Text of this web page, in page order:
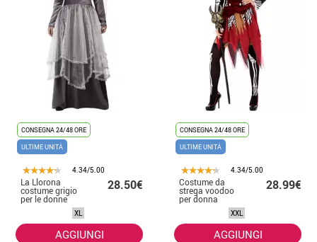
CONSEGNA 24/48 ORE
ULTIME UNITÀ
4.34/5.00
La Llorona
costume grigio
per le donne
28.50€
XL
AGGIUNGI
CONSEGNA 24/48 ORE
ULTIME UNITÀ
4.34/5.00
Costume da
strega voodoo
per donna
28.99€
XXL
AGGIUNGI